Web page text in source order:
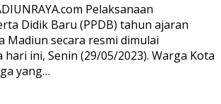
Pelaksanaan
Didik Baru (PPDB) tahun ajaran
Madiun secara resmi dimulai
ini, Senin (29/05/2023). Warga Kota
yang…